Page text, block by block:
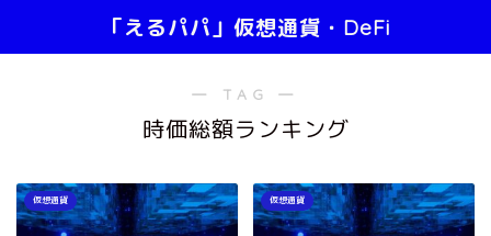
「えるパパ」仮想通貨・DeFi
― TAG ―
時価総額ランキング
仮想通貨 仮想通貨